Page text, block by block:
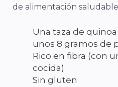
de alimentación
Una taza de
unos 8 gramos de
Rico en fibra (con
cocida)
Sin gluten